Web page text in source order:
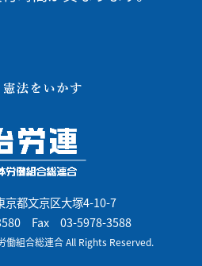
京都文京区大塚4-10-7
Fax 03-5978-3588
働組合総連合 All Rights Reserved.